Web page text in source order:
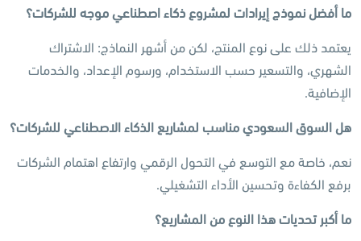
ما أفضل نموذج إيرادات لمشروع ذكاء اصطناعي موجه للشركات؟
يعتمد ذلك على نوع المنتج، لكن من أشهر النماذج: الاشتراك
الشهري، والتسعير حسب الاستخدام، ورسوم الإعداد، والخدمات
الإضافية.
هل السوق السعودي مناسب لمشاريع الذكاء الاصطناعي للشركات؟
نعم، خاصة مع التوسع في التحول الرقمي وارتفاع اهتمام الشركات
برفع الكفاءة وتحسين الأداء التشغيلي.
ما أكبر تحديات هذا النوع من المشاريع؟